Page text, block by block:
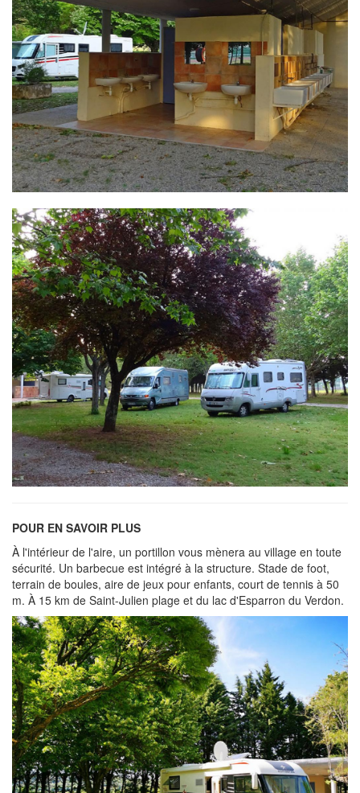
POUR EN SAVOIR PLUS
À l'intérieur de l'aire, un portillon vous mènera au village en toute
sécurité. Un barbecue est intégré à la structure. Stade de foot,
terrain de boules, aire de jeux pour enfants, court de tennis à 50
m. À 15 km de Saint-Julien plage et du lac d'Esparron du Verdon.